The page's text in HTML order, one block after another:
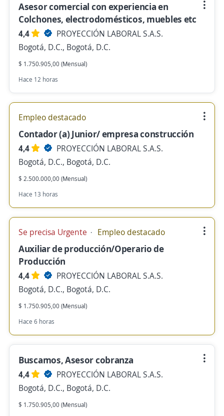
Asesor comercial con experiencia en
Colchones, electrodomésticos, muebles etc
4,4
PROYECCIÓN LABORAL S.A.S.
Bogotá, D.C., Bogotá, D.C.
$ 1.750.905,00 (Mensual)
Hace 12 horas
Empleo destacado
Contador (a) Junior/ empresa construcción
4,4
PROYECCIÓN LABORAL S.A.S.
Bogotá, D.C., Bogotá, D.C.
$ 2.500.000,00 (Mensual)
Hace 13 horas
Se precisa Urgente Empleo destacado
Auxiliar de producción/Operario de
Producción
4,4
PROYECCIÓN LABORAL S.A.S.
Bogotá, D.C., Bogotá, D.C.
$ 1.750.905,00 (Mensual)
Hace 6 horas
Buscamos, Asesor cobranza
4,4
PROYECCIÓN LABORAL S.A.S.
Bogotá, D.C., Bogotá, D.C.
$ 1.750.905,00 (Mensual)